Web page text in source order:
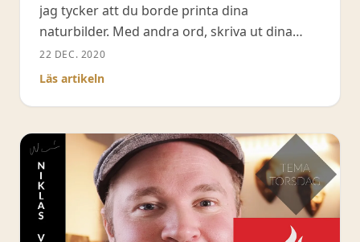
jag tycker att du borde printa dina
naturbilder. Med andra ord, skriva ut dina
bilder på Fine-art papper. Det handlar om
känsla, men också för att göra dig till en
naturbilder. Vissa drömmer om en utställning,
andra
22 DEC. 2020
Läs artikeln